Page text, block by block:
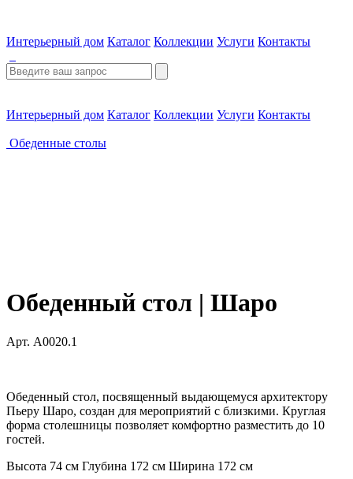
Интерьерный дом Каталог Коллекции Услуги Контакты
Интерьерный дом Каталог Коллекции Услуги Контакты
Обеденные столы
Обеденный стол | Шаро
Арт. A0020.1
Обеденный стол, посвященный выдающемуся архитектору
Пьеру Шаро, создан для мероприятий с близкими. Круглая
форма столешницы позволяет комфортно разместить до 10
гостей.
Высота 74 см Глубина 172 см Ширина 172 см